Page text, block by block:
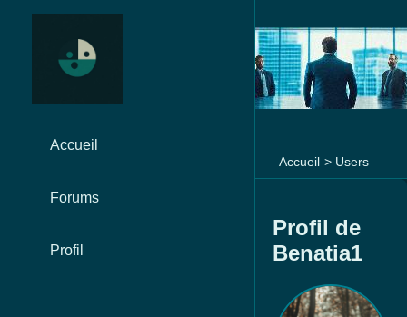
Accueil > Users
Accueil
Forums
Profil
Profil de
Benatia1